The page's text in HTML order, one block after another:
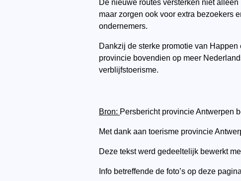
De nieuwe routes versterken niet
maar zorgen ook voor extra bezoekers
ondernemers.
Dankzij de sterke promotie van Happen
provincie bovendien op meer
verblijfstoerisme.
Bron: Persbericht provincie Antwerpen
Met dank aan toerisme provincie
Deze tekst werd gedeeltelijk bewerkt
Info betreffende de foto’s op deze